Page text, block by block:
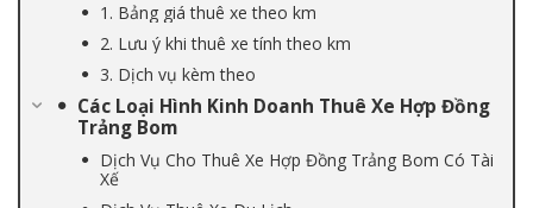
1. Bảng giá thuê xe theo km
2. Lưu ý khi thuê xe tính theo km
3. Dịch vụ kèm theo
Các Loại Hình Kinh Doanh Thuê Xe Hợp Đồng
Trảng Bom
Dịch Vụ Cho Thuê Xe Hợp Đồng Trảng Bom Có Tài
Xế